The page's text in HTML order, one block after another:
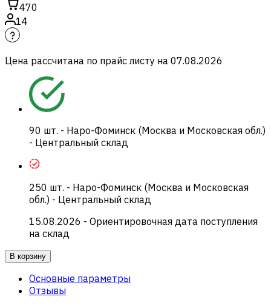
470
14
Цена рассчитана по прайс листу на 07.08.2026
90 шт. - Наро-Фоминск (Москва и Московская обл.)
- Центральный склад
250 шт. - Наро-Фоминск (Москва и Московская
обл.) - Центральный склад
15.08.2026 - Ориентировочная дата поступления
на склад
В корзину
Основные параметры
Отзывы